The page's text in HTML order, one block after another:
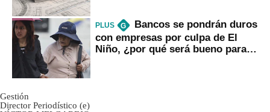
PLUS G
Bancos se pondrán duros
con empresas por culpa de El
Niño, ¿por qué será bueno para
Gestión
Director Periodístico (e)